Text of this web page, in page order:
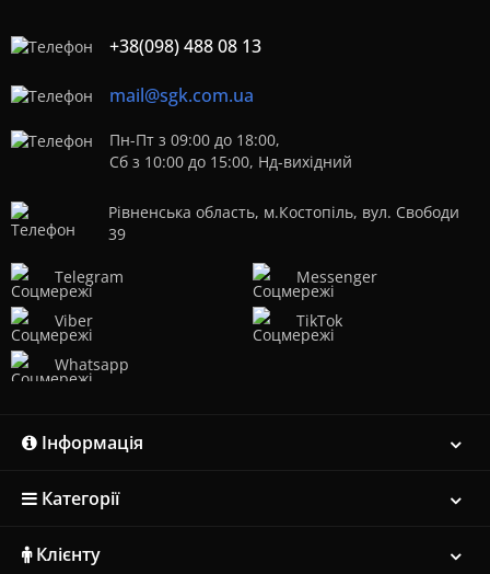
+38(098) 488 08 13
mail@sgk.com.ua
Пн-Пт з 09:00 до 18:00,
Сб з 10:00 до 15:00, Нд-вихідний
Рівненська область, м.Костопіль, вул. Свободи
39
Telegram
Viber
Whatsapp
Messenger
TikTok
Інформація
Категорії
Клієнту